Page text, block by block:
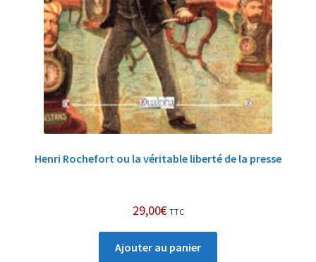
Henri Rochefort ou la véritable liberté de la presse
29,00€ TTC
Ajouter au panier